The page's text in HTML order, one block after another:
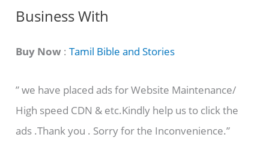
C
t
g
o
r
Business With
Buy Now :Tamil Bible and Stories
” we have placed ads for Website Maintenance/
High speed CDN & etc.Kindly help us to click the
ads .Thank you . Sorry for the Inconvenience.”